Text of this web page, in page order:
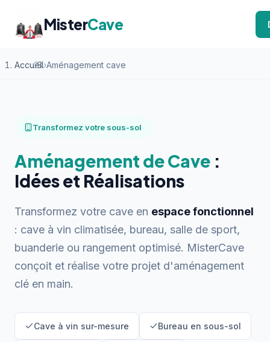
MisterCave
Accueil›Aménagement cave
Transformez votre sous-sol
Aménagement de Cave :
Idées et Réalisations
Transformez votre cave en espace fonctionnel
: cave à vin climatisée, bureau, salle de sport,
buanderie ou rangement optimisé. MisterCave
conçoit et réalise votre projet d'aménagement
clé en main.
Cave à vin sur-mesure Bureau en sous-sol